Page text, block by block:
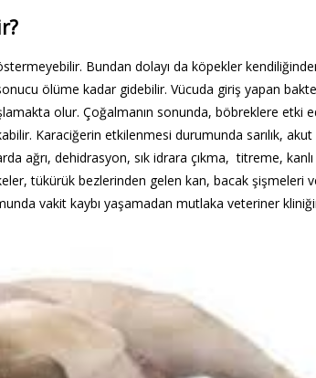
Bundan dolayı da köpekler
ölüme kadar gidebilir. Vücuda giriş yapan
olur. Çoğalmanın sonunda, böbreklere etki
Karaciğerin etkilenmesi durumunda sarılık,
ağrı, dehidrasyon, sık idrara çıkma, titreme,
tükürük bezlerinden gelen kan, bacak şişmeleri
vakit kaybı yaşamadan mutlaka veteriner